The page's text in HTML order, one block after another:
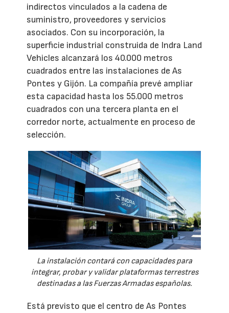
indirectos vinculados a la cadena de
suministro, proveedores y servicios
asociados. Con su incorporación, la
superficie industrial construida de Indra Land
Vehicles alcanzará los 40.000 metros
cuadrados entre las instalaciones de As
Pontes y Gijón. La compañía prevé ampliar
esta capacidad hasta los 55.000 metros
cuadrados con una tercera planta en el
corredor norte, actualmente en proceso de
selección.
La instalación contará con capacidades para
integrar, probar y validar plataformas terrestres
destinadas a las Fuerzas Armadas españolas.
Está previsto que el centro de As Pontes